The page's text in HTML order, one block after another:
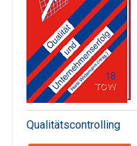
Qualitätscontrolling